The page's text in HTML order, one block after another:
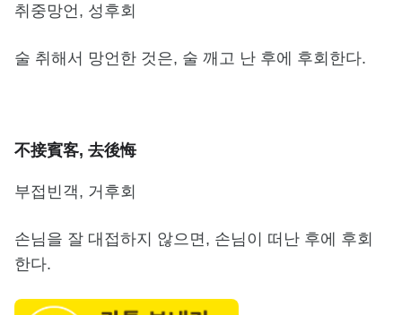
취중망언, 성후회
술 취해서 망언한 것은, 술 깨고 난 후에 후회한다.
不接賓客, 去後悔
부접빈객, 거후회
손님을 잘 대접하지 않으면, 손님이 떠난 후에 후회
한다.